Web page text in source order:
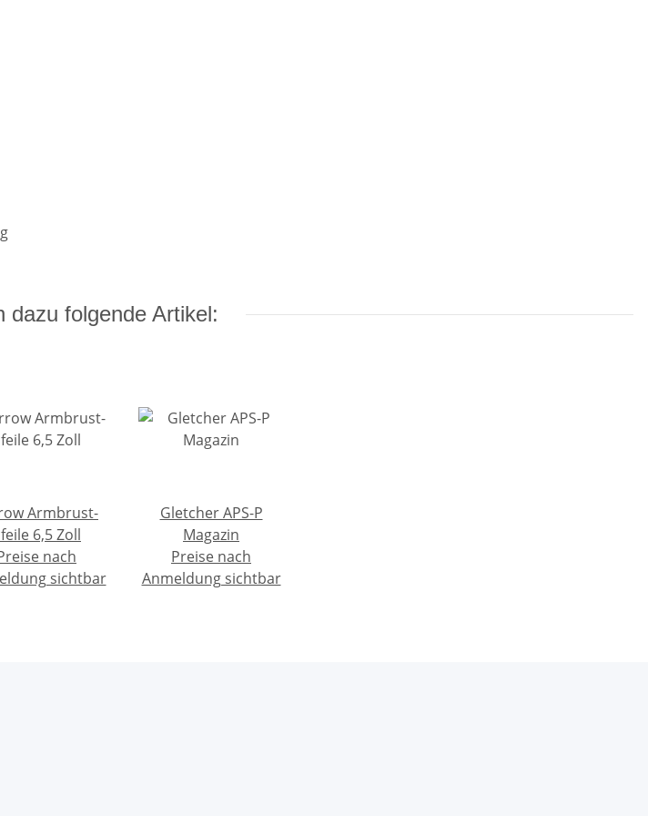
dazu folgende Artikel:
Armbrust-
6,5 Zoll
nach
sichtbar
Gletcher APS-P
Magazin
Preise nach
Anmeldung sichtbar